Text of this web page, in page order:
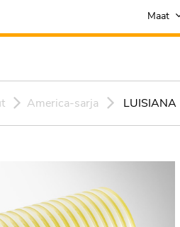
Maat
America-sarja LUISIANA